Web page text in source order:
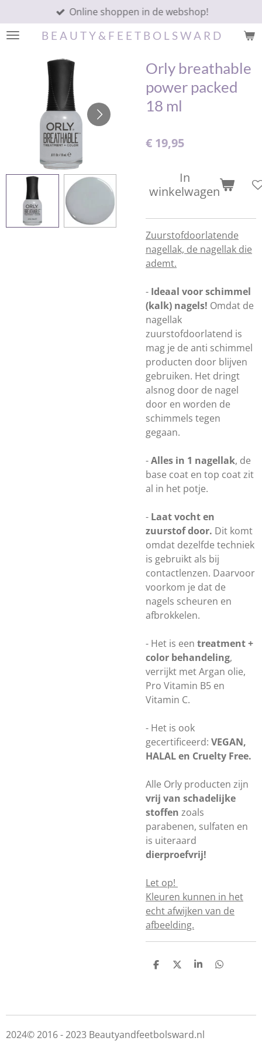
direct
naar
hoofdinhoud
B E A U T Y & F E E T B O L S W A R D
Online shoppen in de webshop!
Orly breathable
power packed
18 ml
€ 19,95
In
winkelwagen
Zuurstofdoorlatende
nagellak, de nagellak die
ademt.
- Ideaal voor schimmel
(kalk) nagels! Omdat de
nagellak
zuurstofdoorlatend is
mag je de anti schimmel
producten door blijven
gebruiken. Het dringt
alsnog door de nagel
door en worden de
schimmels tegen
gegaan.
-Alles in 1 nagellak, de
base coat en top coat zit
al in het potje.
- Laat vocht en
zuurstof door. Dit komt
omdat dezelfde techniek
is gebruikt als bij
contactlenzen. Daarvoor
voorkom je dat de
nagels scheuren en
afbrokkelen.
- Het is een treatment +
color behandeling,
verrijkt met Argan olie,
Pro Vitamin B5 en
Vitamin C.
- Het is ook
gecertificeerd: VEGAN,
HALAL en Cruelty Free.
Alle Orly producten zijn
vrij van schadelijke
stoffen zoals
parabenen, sulfaten en
is uiteraard
dierproefvrij!
Let op!
Kleuren kunnen in het
echt afwijken van de
afbeelding.
D
D
S
D
2024© 2016 - 2023 Beautyandfeetbolsward.nl